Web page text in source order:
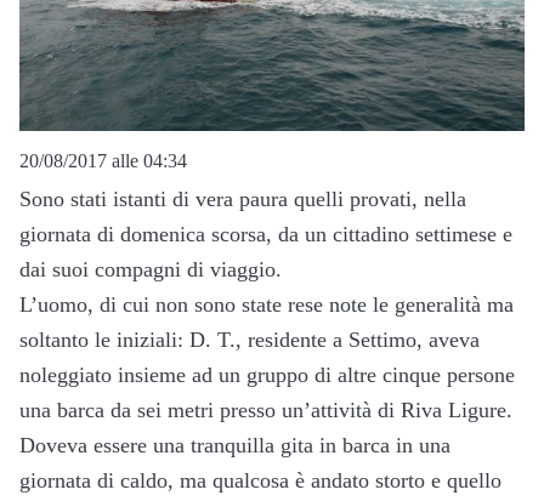
20/08/2017 alle 04:34
Sono stati istanti di vera paura quelli provati, nella
giornata di domenica scorsa, da un cittadino settimese e
dai suoi compagni di viaggio.
L’uomo, di cui non sono state rese note le generalità ma
soltanto le iniziali: D. T., residente a Settimo, aveva
noleggiato insieme ad un gruppo di altre cinque persone
una barca da sei metri presso un’attività di Riva Ligure.
Doveva essere una tranquilla gita in barca in una
giornata di caldo, ma qualcosa è andato storto e quello